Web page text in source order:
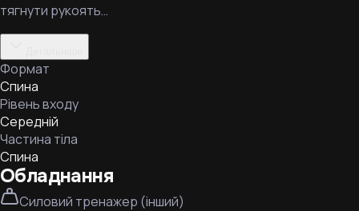
тягнути рукоять…
Формат
Спина
Рівень входу
Середній
Частина тіла
Спина
Обладнання
Силовий тренажер (інший)